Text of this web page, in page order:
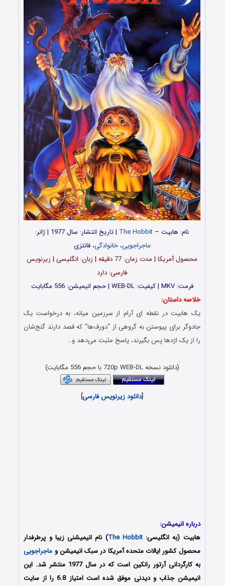
نام: هابیت – The Hobbit | تاریخ انتشار: سال 1977 | ژانر:
ماجراجویی،خانوادگی، فانتزی
محصول آمریکا | مدت زمان: 77 دقیقه | زبان: انگلیسی | زیرنویس
فارسی: دارد
فرمت: MKV | کیفیت: WEB-DL | حجم انیمیشن: 556 مگابایت
خلاصه داستان:
یک هابیت در نقطه ای آرام از سرزمین میانه، به درخواست یک
جادوگر برای پیوستن به گروهی از “دورف‌ها” که قصد دارند گنج‌شان
را از یک اژدها پس بگیرند، پاسخ مثبت می‌دهد و…
(دانلود نسخه 720p WEB-DL با حجم 556 مگابایت)
[دانلود زیرنویس فارسی]
درباره انیمیشن:
هابیت (به انگلیسی:The Hobbit) نام انیمیشنی زیبا و پرطرفدار
محصول کشور ایالات متحده آمریکا در سبک انیمیشن و ماجراجویی
به کارگردانی آرتور رانکین است که در سال 1977 منتشر شد. این
انیمیشن جذاب و دیدنی موفق شده است امتیاز 6.8 را از سایت